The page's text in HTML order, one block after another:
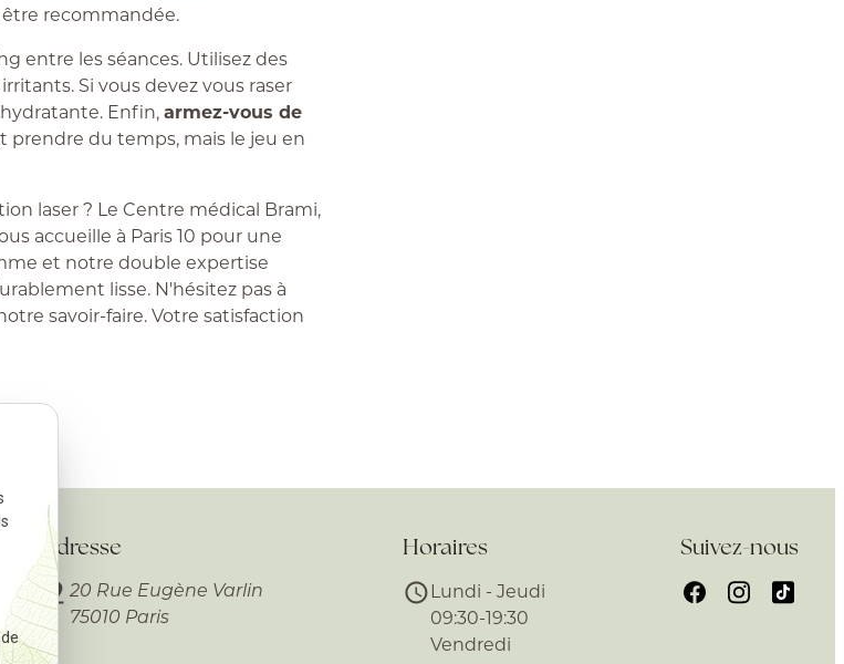
recommandée.
entre les séances. Utilisez des
Si vous devez vous raser
Enfin,armez-vous de
prendre du temps, mais le jeu en
laser ? Le Centre médical Brami,
accueille à Paris 10 pour une
et notre double expertise
lisse. N'hésitez pas à
savoir-faire. Votre satisfaction
Adresse
20 Rue Eugène Varlin
75010 Paris
Horaires
Lundi - Jeudi
09:30-19:30
Vendredi
Suivez-nous